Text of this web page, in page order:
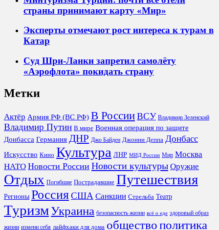
страны принимают карту «Мир»
Эксперты отмечают рост интереса к турам в
Катар
Суд Шри-Ланки запретил самолёту
«Аэрофлота» покидать страну
Метки
Актёр Армия РФ (ВС РФ) В РоссииВСУ Владимир Зеленский
Владимир Путин В мире Военная операция по защите
Донбасса Германия ДНР Джо Байден Джонни Деппа Донбасс
Искусство Кино Культура ЛНР МИД России Мир Москва
НАТО Новости России Новости культуры Оружие
Отдых Погибшие Пострадавшие Путешествия
Регионы Россия США Санкции Стрельба Театр
ТуризмУкраина безопасность жизни всё о еде здоровый образ
жизни измени себя лайфхаки для дома обществополитика